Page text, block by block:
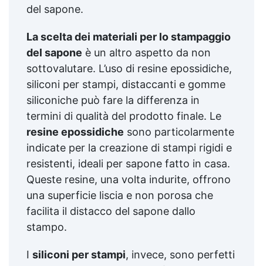
del sapone.
La scelta dei materiali per lo stampaggio
del sapone è un altro aspetto da non
sottovalutare. L’uso di resine epossidiche,
siliconi per stampi, distaccanti e gomme
siliconiche può fare la differenza in
termini di qualità del prodotto finale. Le
resine epossidiche sono particolarmente
indicate per la creazione di stampi rigidi e
resistenti, ideali per sapone fatto in casa.
Queste resine, una volta indurite, offrono
una superficie liscia e non porosa che
facilita il distacco del sapone dallo
stampo.
I siliconi per stampi, invece, sono perfetti